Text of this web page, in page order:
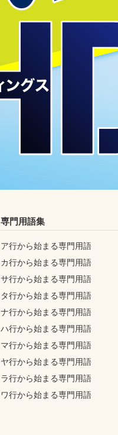
専門用語集
ア行から始まる専門用語
カ行から始まる専門用語
サ行から始まる専門用語
タ行から始まる専門用語
ナ行から始まる専門用語
ハ行から始まる専門用語
マ行から始まる専門用語
ヤ行から始まる専門用語
ラ行から始まる専門用語
ワ行から始まる専門用語